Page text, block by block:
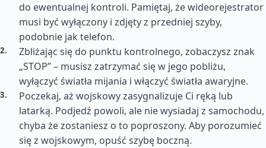
do ewentualnej kontroli. Pamiętaj, że wideorejestrator
musi być wyłączony i zdjęty z przedniej szyby,
podobnie jak telefon.
Zbliżając się do punktu kontrolnego, zobaczysz znak
„STOP” – musisz zatrzymać się w jego pobliżu,
wyłączyć światła mijania i włączyć światła awaryjne.
Poczekaj, aż wojskowy zasygnalizuje Ci ręką lub
latarką. Podjedź powoli, ale nie wysiadaj z samochodu,
chyba że zostaniesz o to poproszony. Aby porozumieć
się z wojskowym, opuść szybę boczną.